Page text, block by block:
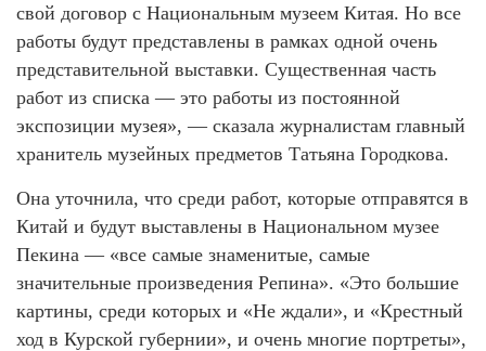
свой договор с Национальным музеем Китая. Но все
работы будут представлены в рамках одной очень
представительной выставки. Существенная часть
работ из списка — это работы из постоянной
экспозиции музея», — сказала журналистам главный
хранитель музейных предметов Татьяна Городкова.
Она уточнила, что среди работ, которые отправятся в
Китай и будут выставлены в Национальном музее
Пекина — «все самые знаменитые, самые
значительные произведения Репина». «Это большие
картины, среди которых и «Не ждали», и «Крестный
ход в Курской губернии», и очень многие портреты»,